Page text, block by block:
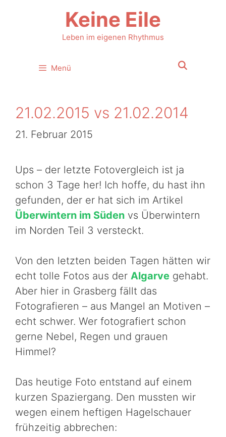
Keine Eile
Leben im eigenen Rhythmus
Menü
21.02.2015 vs 21.02.2014
21. Februar 2015
Ups – der letzte Fotovergleich ist ja
schon 3 Tage her! Ich hoffe, du hast ihn
gefunden, der er hat sich im Artikel
Überwintern im Süden vs Überwintern
im Norden Teil 3 versteckt.
Von den letzten beiden Tagen hätten wir
echt tolle Fotos aus der Algarve gehabt.
Aber hier in Grasberg fällt das
Fotografieren – aus Mangel an Motiven –
echt schwer. Wer fotografiert schon
gerne Nebel, Regen und grauen
Himmel?
Das heutige Foto entstand auf einem
kurzen Spaziergang. Den mussten wir
wegen einem heftigen Hagelschauer
frühzeitig abbrechen: